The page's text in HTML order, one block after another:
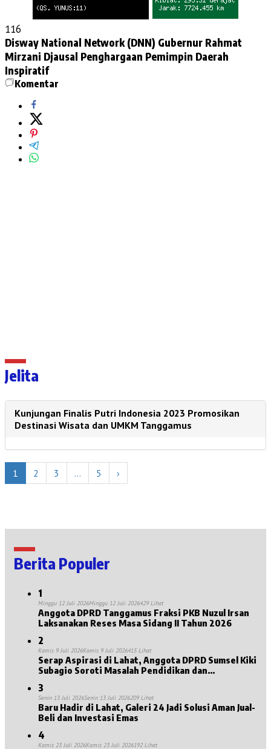
116
Disway National Network (DNN) Gubernur Rahmat
Mirzani Djausal Penghargaan Pemimpin Daerah
Inspiratif
Komentar
Jelita
Kunjungan Finalis Putri Indonesia 2023 Promosikan
Destinasi Wisata dan UMKM Tanggamus
1 2 3 … 5 ›
Berita Populer
1
Minggu 12 Juli 2026Minggu 12 Juli 2026429 Lihat
Anggota DPRD Tanggamus Fraksi PKB Nuzul Irsan
Laksanakan Reses Masa Sidang II Tahun 2026
2
Kamis 9 Juli 2026Kamis 9 Juli 2026415 Lihat
Serap Aspirasi di Lahat, Anggota DPRD Sumsel Kiki
Subagio Soroti Masalah Pendidikan dan
3
Senin 13 Juli 2026Senin 13 Juli 2026209 Lihat
Baru Hadir di Lahat, Galeri 24 Jadi Solusi Aman Jual-
Beli dan Investasi Emas
4
Kamis 23 Juli 2026Kamis 23 Juli 2026192 Lihat